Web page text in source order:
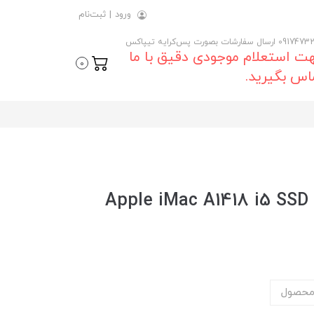
ورود | ثبت‌نام
سفارشات بصورت پس‌کرایه تیپاکس
استعلام موجودی دقیق با ما
بگیرید.
0
خرید و قیمت روز اپل آی مک Apple iMac A1418 i5 SSD